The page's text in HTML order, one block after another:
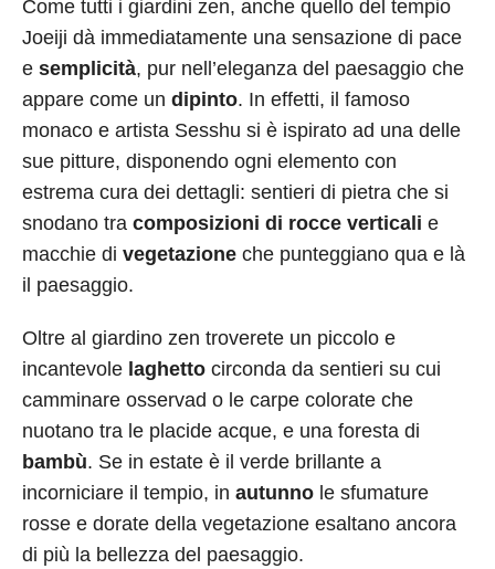
Come tutti i giardini zen, anche quello del tempio
Joeiji dà immediatamente una sensazione di pace
e semplicità, pur nell’eleganza del paesaggio che
appare come un dipinto. In effetti, il famoso
monaco e artista Sesshu si è ispirato ad una delle
sue pitture, disponendo ogni elemento con
estrema cura dei dettagli: sentieri di pietra che si
snodano tra composizioni di rocce verticali e
macchie di vegetazione che punteggiano qua e là
il paesaggio.
Oltre al giardino zen troverete un piccolo e
incantevole laghetto circonda da sentieri su cui
camminare osservad o le carpe colorate che
nuotano tra le placide acque, e una foresta di
bambù. Se in estate è il verde brillante a
incorniciare il tempio, in autunno le sfumature
rosse e dorate della vegetazione esaltano ancora
di più la bellezza del paesaggio.